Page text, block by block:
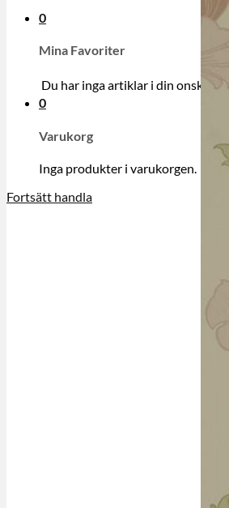
0
Mina Favoriter
Du har inga artiklar i din onskelista.
0
Varukorg
Inga produkter i varukorgen.
Fortsätt handla